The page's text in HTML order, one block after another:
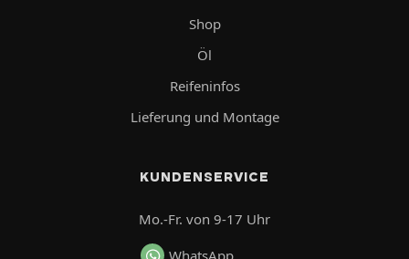
Shop
Öl
Reifeninfos
Lieferung und Montage
KUNDENSERVICE
Mo.-Fr. von 9-17 Uhr